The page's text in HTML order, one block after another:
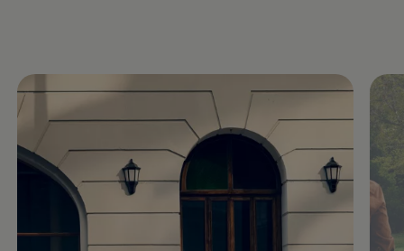
Volkswagen Teile
Zubehör
Modellspezifisches Zubehör
Schutz und Pflege
Entertainment und Elektronik
Individualisieren
Wallbox und Ladekabel
Digitale Extras
Dienste für Ihr Modell finden
Volkswagen Apps, Login und Shop